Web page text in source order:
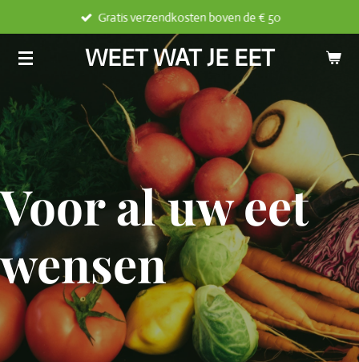
naar
hoofdinhoud
WEET WAT JE EET
Gratis verzendkosten boven de € 50
Voor al uw eet
wensen